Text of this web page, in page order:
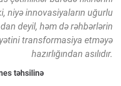
niyə innovasiyaların uğurlu
deyil, həm də rəhbərlərin
transformasiya etməyə
hazırlığından asılıdır.
təhsilinə